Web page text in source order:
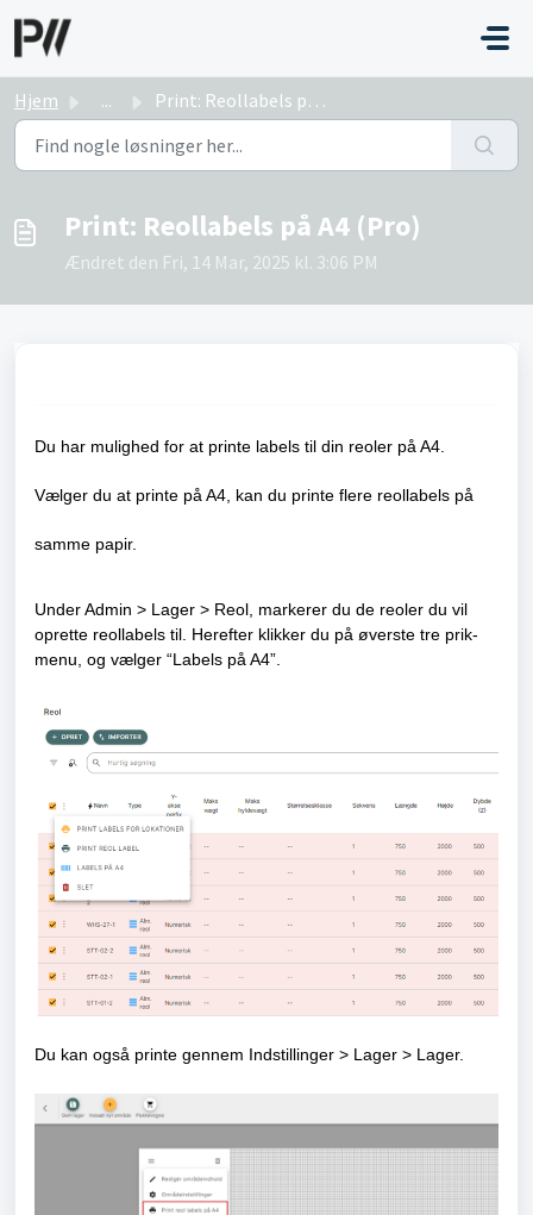
Hjem ... Print: Reollabels på A4 (Pro)
Print: Reollabels på A4 (Pro)
Ændret den Fri, 14 Mar, 2025 kl. 3:06 PM
Du har mulighed for at printe labels til din reoler på A4.
Vælger du at printe på A4, kan du printe flere reollabels på
samme papir.
Under Admin > Lager > Reol, markerer du de reoler du vil
oprette reollabels til. Herefter klikker du på øverste tre prik-
menu, og vælger “Labels på A4”.
Du kan også printe gennem Indstillinger > Lager > Lager.